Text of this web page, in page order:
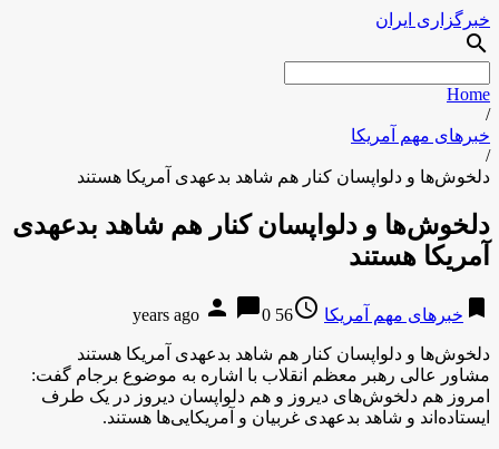
خبرگزاری ایران
search
Home
/
خبرهای مهم آمریکا
/
دلخوش‌ها و دلواپسان کنار هم شاهد بدعهدی آمریکا هستند
دلخوش‌ها و دلواپسان کنار هم شاهد بدعهدی
آمریکا هستند
bookmark خبرهای مهم آمریکا access_time
56 years ago
person chat_bubble0
دلخوش‌ها و دلواپسان کنار هم شاهد بدعهدی آمریکا هستند
مشاور عالی رهبر معظم انقلاب با اشاره به موضوع برجام گفت:
امروز هم دلخوش‌های دیروز و هم دلواپسان دیروز در یک طرف
ایستاده‌اند و شاهد بدعهدی غربیان و آمریکایی‌ها هستند.